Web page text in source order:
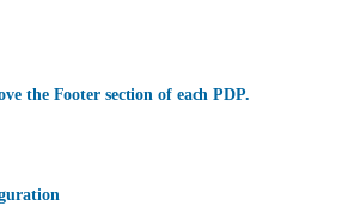
the Footer section of each PDP.